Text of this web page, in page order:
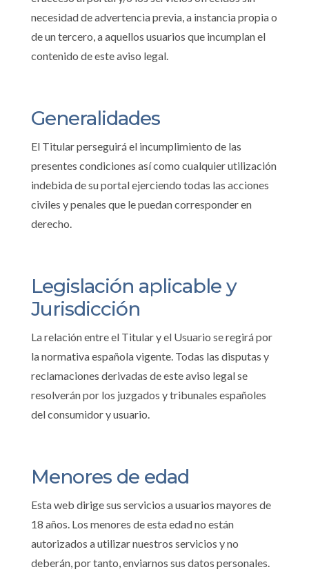
necesidad de advertencia previa, a instancia propia o
de un tercero, a aquellos usuarios que incumplan el
contenido de este aviso legal.
Generalidades
El Titular perseguirá el incumplimiento de las
presentes condiciones así como cualquier utilización
indebida de su portal ejerciendo todas las acciones
civiles y penales que le puedan corresponder en
derecho.
Legislación aplicable y
Jurisdicción
La relación entre el Titular y el Usuario se regirá por
la normativa española vigente. Todas las disputas y
reclamaciones derivadas de este aviso legal se
resolverán por los juzgados y tribunales españoles
del consumidor y usuario.
Menores de edad
Esta web dirige sus servicios a usuarios mayores de
18 años. Los menores de esta edad no están
autorizados a utilizar nuestros servicios y no
deberán, por tanto, enviarnos sus datos personales.